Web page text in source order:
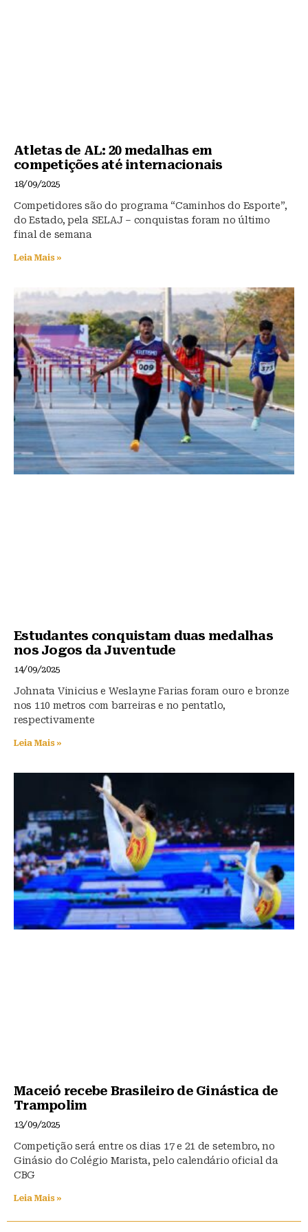
Atletas de AL: 20 medalhas em
competições até internacionais
18/09/2025
Competidores são do programa “Caminhos do Esporte”,
do Estado, pela SELAJ – conquistas foram no último
final de semana
Leia Mais »
Estudantes conquistam duas medalhas
nos Jogos da Juventude
14/09/2025
Johnata Vinicius e Weslayne Farias foram ouro e bronze
nos 110 metros com barreiras e no pentatlo,
respectivamente
Leia Mais »
Maceió recebe Brasileiro de Ginástica de
Trampolim
13/09/2025
Competição será entre os dias 17 e 21 de setembro, no
Ginásio do Colégio Marista, pelo calendário oficial da
CBG
Leia Mais »